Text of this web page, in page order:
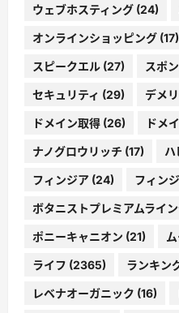
ウェブホスティング (24)
オンラインショッピング (17)
スピークエル (27) スポ
セキュリティ (29) デメ
ドメイン取得 (26) ドメ
ナノグロウリッチ (17) ハ
フィンジア (24) フィン
ボタニストプレミアムライ
ポニーキャニオン (21)
ライフ (2365) ランキン
レベナオーガニック (16)